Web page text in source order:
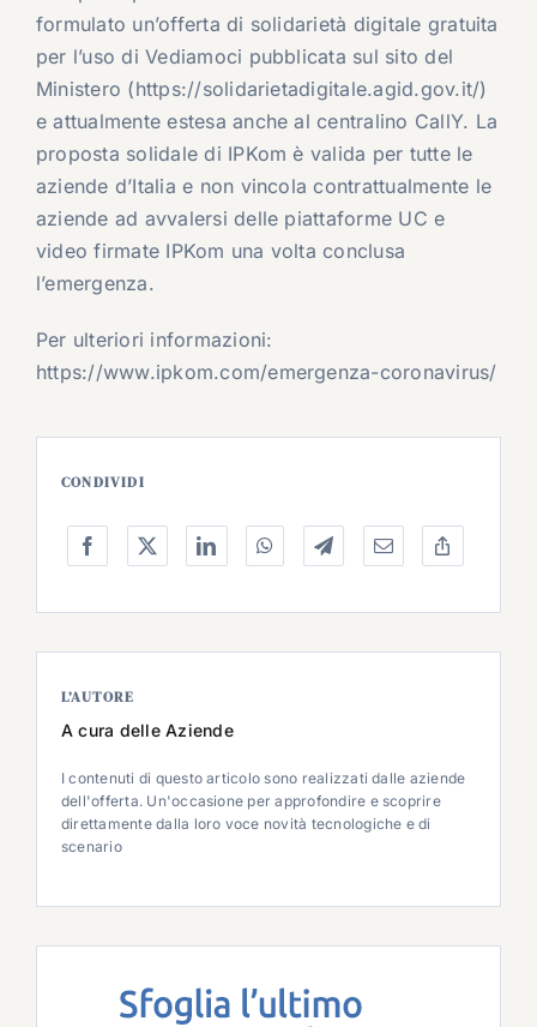
formulato un’offerta di solidarietà digitale gratuita
per l’uso di Vediamoci pubblicata sul sito del
Ministero (https://solidarietadigitale.agid.gov.it/)
e attualmente estesa anche al centralino CallY. La
proposta solidale di IPKom è valida per tutte le
aziende d’Italia e non vincola contrattualmente le
aziende ad avvalersi delle piattaforme UC e
video firmate IPKom una volta conclusa
l’emergenza.
Per ulteriori informazioni:
https://www.ipkom.com/emergenza-coronavirus/
CONDIVIDI
L’AUTORE
A cura delle Aziende
I contenuti di questo articolo sono realizzati dalle aziende
dell'offerta. Un'occasione per approfondire e scoprire
direttamente dalla loro voce novità tecnologiche e di
scenario